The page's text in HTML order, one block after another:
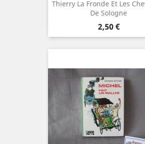
Thierry La Fronde Et Les
De Sologne
Prix
2,50 €